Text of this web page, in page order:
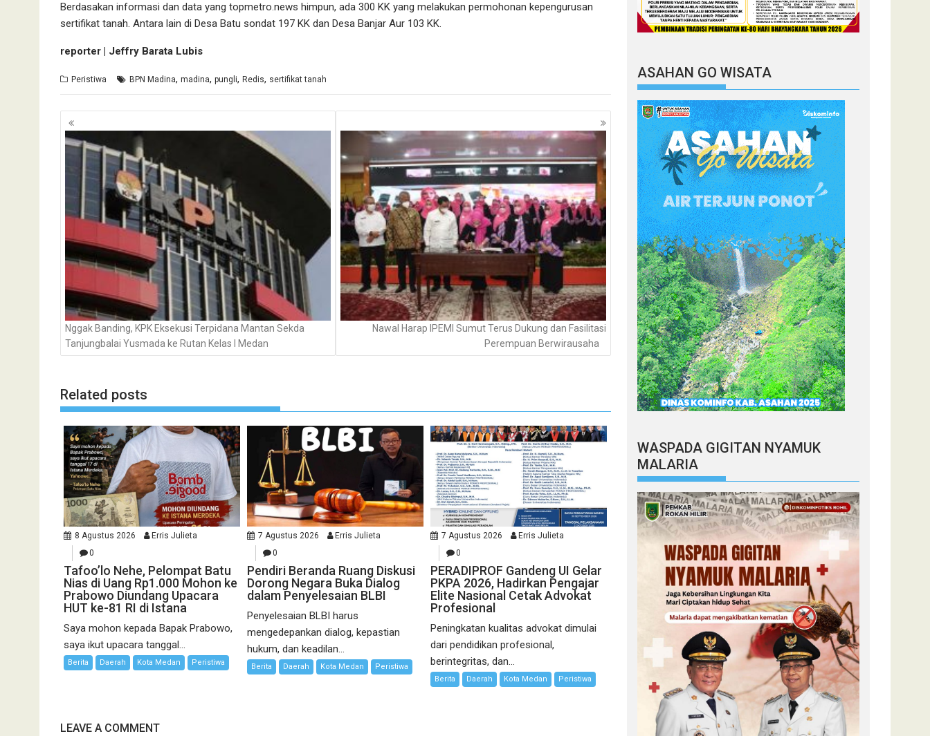
Berdasakan informasi dan data yang topmetro.news himpun, ada 300 KK yang melakukan permohonan kepengurusan
sertifikat tanah. Antara lain di Desa Batu sondat 197 KK dan Desa Banjar Aur 103 KK.
reporter | Jeffry Barata Lubis
Peristiwa BPN Madina, madina, pungli, Redis, sertifikat tanah
Navigasi
pos
Nggak Banding, KPK Eksekusi Terpidana Mantan Sekda
Tanjungbalai Yusmada ke Rutan Kelas I Medan
Nawal Harap IPEMI Sumut Terus Dukung dan Fasilitasi
Perempuan Berwirausaha
Related posts
8 Agustus 2026
Erris Julieta
0
Tafoo’lo Nehe, Pelompat Batu
Nias di Uang Rp1.000 Mohon ke
Prabowo Diundang Upacara
HUT ke-81 RI di Istana
Saya mohon kepada Bapak Prabowo,
saya ikut upacara tanggal...
Berita Daerah Kota Medan Peristiwa
7 Agustus 2026
Erris Julieta
0
Pendiri Beranda Ruang Diskusi
Dorong Negara Buka Dialog
dalam Penyelesaian BLBI
Penyelesaian BLBI harus
mengedepankan dialog, kepastian
hukum, dan keadilan...
Berita Daerah Kota Medan Peristiwa
7 Agustus 2026
Erris Julieta
0
PERADIPROF Gandeng UI Gelar
PKPA 2026, Hadirkan Pengajar
Elite Nasional Cetak Advokat
Profesional
Peningkatan kualitas advokat dimulai
dari pendidikan profesional,
berintegritas, dan...
Berita Daerah Kota Medan Peristiwa
LEAVE A COMMENT
ASAHAN GO WISATA
WASPADA GIGITAN NYAMUK
MALARIA